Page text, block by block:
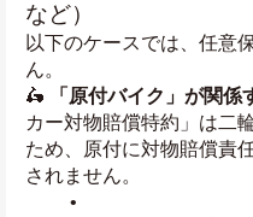
など）
以下のケースでは、任意
ん。
🛵
「原付バイク」が関
カー対物賠償特約」は二
ため、原付に対物賠償責
されません。